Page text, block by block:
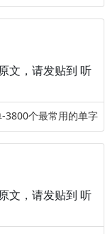
文，请发贴到 听
3800个最常用的单字
文，请发贴到 听